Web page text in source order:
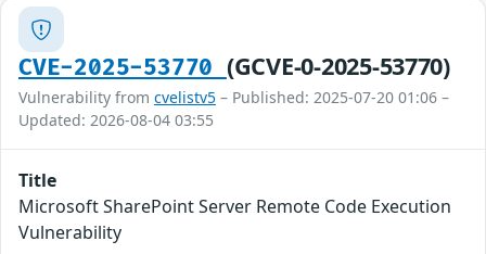
CVE-2025-53770 (GCVE-0-2025-53770)
Vulnerability from cvelistv5 – Published: 2025-07-20 01:06 –
Updated: 2026-08-04 03:55
Title
Microsoft SharePoint Server Remote Code Execution
Vulnerability